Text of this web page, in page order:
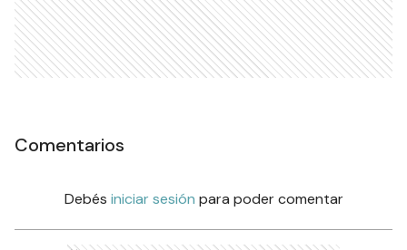
Comentarios
Debés iniciar sesión para poder comentar